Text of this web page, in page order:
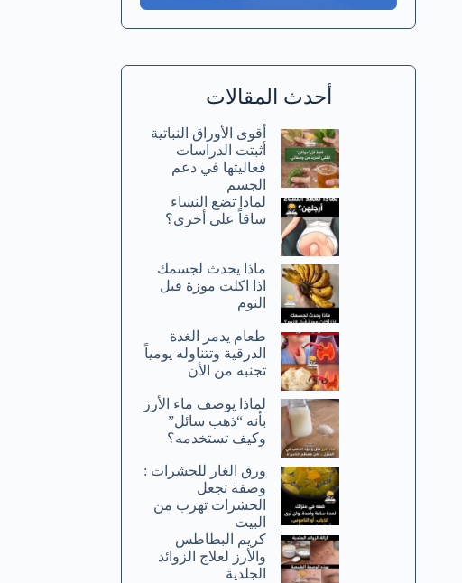
أحدث المقالات
أقوى الأوراق النباتية
أثبتت الدراسات
فعاليتها في دعم
الجسم
لماذا تضع النساء
ساقاً على أخرى؟
ماذا يحدث لجسمك
اذا اكلت موزة قبل
النوم
طعام يدمر الغدة
الدرقية وتتناوله يومياً
تجنبه من الأن
لماذا يوصف ماء الأرز
بأنه “ذهب سائل”
وكيف تستخدمه؟
ورق الغار للحشرات :
وصفة تجعل
الحشرات تهرب من
البيت
كريم البطاطس
والأرز لعلاج الزوائد
الجلدية